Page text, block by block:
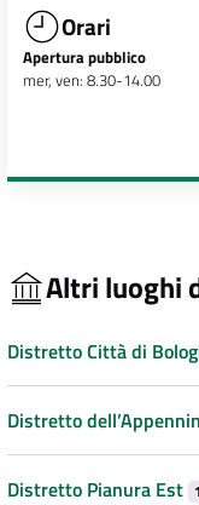
Orari
Apertura pubblico
mer, ven: 8.30-14.00
Altri luoghi
Distretto Città di
Distretto
Distretto Pianura Est